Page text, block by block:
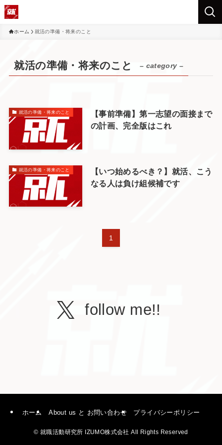
ホーム 就活の準備・将来のこと
就活の準備・将来のこと – category –
就活の準備・将来のこと
【事前準備】第一志望の面接まで
の計画、完全版はこれ
就活の準備・将来のこと
【いつ始めるべき？】就活、こう
なる人は負け組候補です
1
follow me!!
ホーム About us と お問い合わせ プライバシーポリシー
© 就職活動研究所 IZUMO株式会社 All Rights Reserved